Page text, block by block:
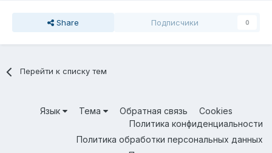
Share Подписчики 0
Перейти к списку тем
Язык Тема Обратная связь
Cookies
Политика конфиденциальности
Политика обработки персональных данных